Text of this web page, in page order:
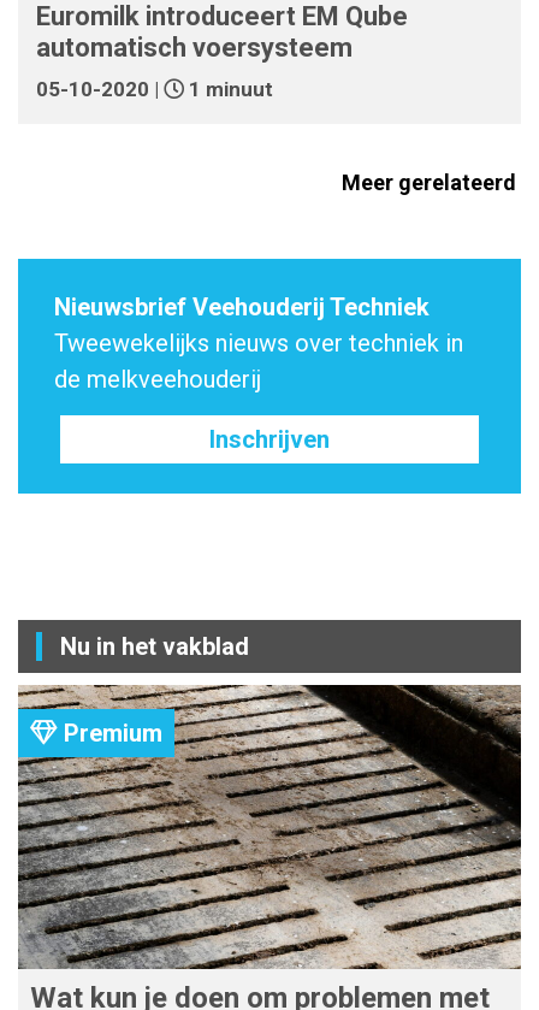
Euromilk introduceert EM Qube
automatisch voersysteem
05-10-2020 | 1 minuut
Meer gerelateerd
Nieuwsbrief Veehouderij Techniek
Tweewekelijks nieuws over techniek in
de melkveehouderij
Inschrijven
Nu in het vakblad
Premium
Wat kun je doen om problemen met